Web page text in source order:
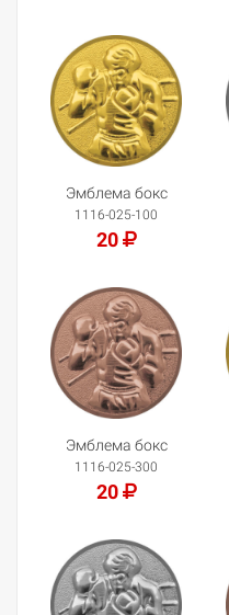
Добавить в корзину
Эмблема бокс
1116-025-100
20
Добавить в корзину
Эмблема бокс
1116-025-300
20
Добавить в корзину